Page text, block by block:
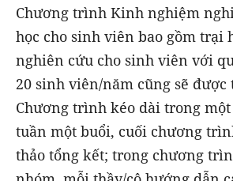
Chương trình Kinh nghiệm
học cho sinh viên bao gồm trại
nghiên cứu cho sinh viên với
20 sinh viên/năm cũng sẽ
Chương trình kéo dài trong
tuần một buổi, cuối chương
thảo tổng kết; trong chương